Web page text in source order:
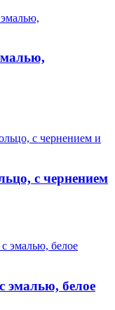
с чернением
эмалью, белое